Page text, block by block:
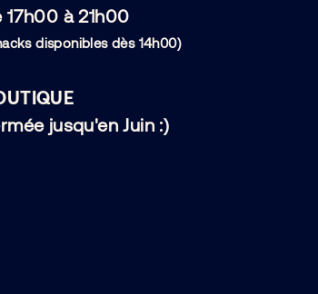
17h00 à 21h00
disponibles dès 14h00)
jusqu'en Juin :)